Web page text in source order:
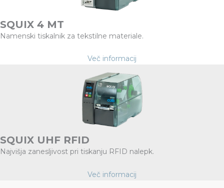
SQUIX 4 MT
Namenski tiskalnik za tekstilne materiale.
Več informacij
SQUIX UHF RFID
Najvišja zanesljivost pri tiskanju RFID nalepk.
Več informacij